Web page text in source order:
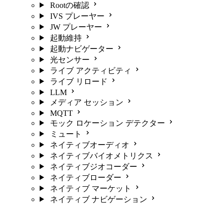
Rootの確認
IVS プレーヤー
JW プレーヤー
起動維持
起動ナビゲーター
光センサー
ライブ アクティビティ
ライブ リロード
LLM
メディア セッション
MQTT
モック ロケーション デテクター
ミュート
ネイティブオーディオ
ネイティブバイオメトリクス
ネイティブジオコーダー
ネイティブローダー
ネイティブ マーケット
ネイティブ ナビゲーション